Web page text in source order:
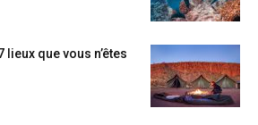
que vous n’êtes